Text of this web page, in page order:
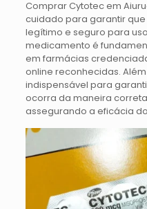
Comprar Cytotec em
cuidado para garantir
legítimo e seguro para
medicamento é
em farmácias
online reconhecidas.
indispensável para
ocorra da maneira
assegurando a eficácia